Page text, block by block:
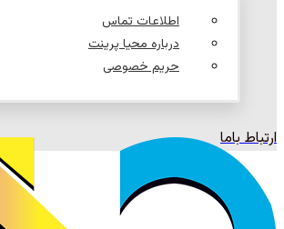
اطلاعات تماس
درباره محیا پرینت
حریم خصوصی
ارتباط باما